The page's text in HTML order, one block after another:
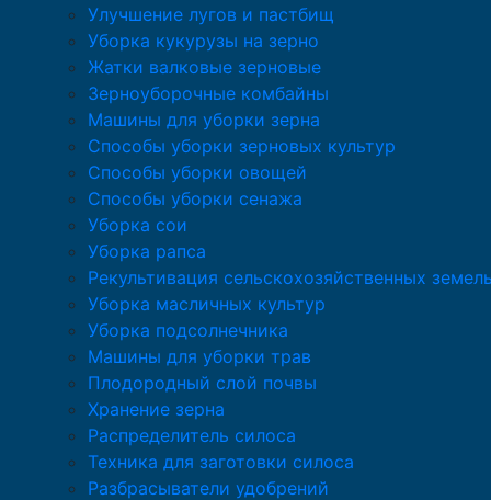
Улучшение лугов и пастбищ
Уборка кукурузы на зерно
Жатки валковые зерновые
Зерноуборочные комбайны
Машины для уборки зерна
Способы уборки зерновых культур
Способы уборки овощей
Способы уборки сенажа
Уборка сои
Уборка рапса
Рекультивация сельскохозяйственных
Уборка масличных культур
Уборка подсолнечника
Машины для уборки трав
Плодородный слой почвы
Хранение зерна
Распределитель силоса
Техника для заготовки силоса
Разбрасыватели удобрений